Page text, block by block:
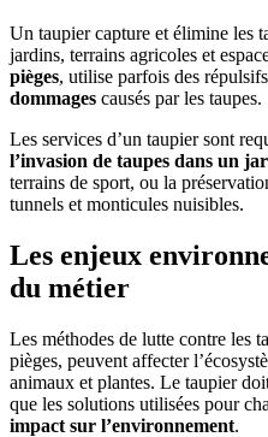
Un taupier capture et élimine les
jardins, terrains agricoles et
pièges, utilise parfois des
dommages causés par les taupes.
Les services d’un taupier sont
l’invasion de taupes dans un
terrains de sport, ou la
tunnels et monticules nuisibles.
Les enjeux
du métier
Les méthodes de lutte contre les
pièges, peuvent affecter
animaux et plantes. Le taupier
que les solutions utilisées pour
impact sur l’environnement.